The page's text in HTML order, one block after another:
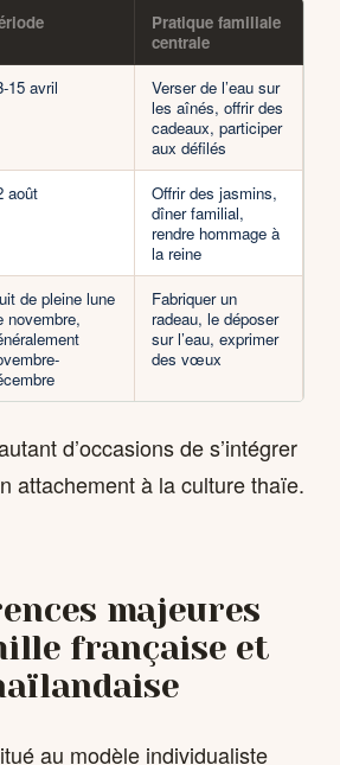
Pratique familiale
centrale
15 avril
Verser de l’eau sur
les aînés, offrir des
cadeaux, participer
aux défilés
août
Offrir des jasmins,
dîner familial,
rendre hommage à
la reine
de pleine lune
novembre,
Fabriquer un
radeau, le déposer
sur l’eau, exprimer
des vœux
d’occasions de s’intégrer
attachement à la culture thaïe.
majeures
française et
au modèle individualiste